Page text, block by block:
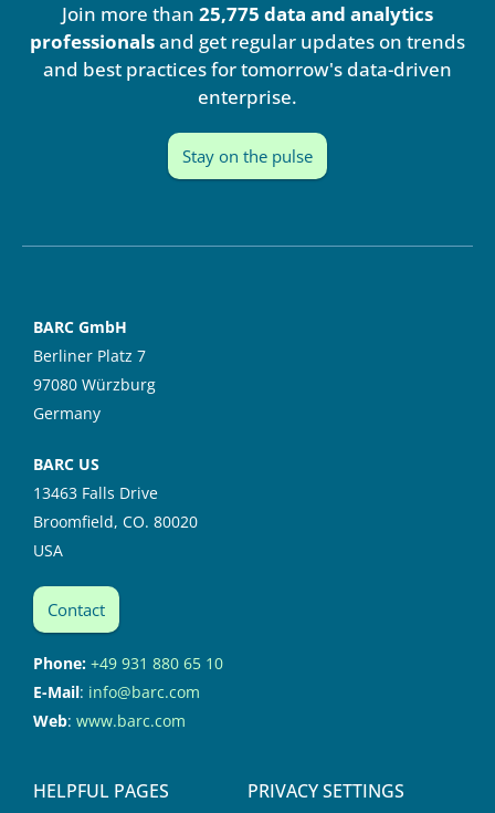
d
i
n
b
e
Join more than 25,775 data and analytics
professionalsand get regular updates on trends
and best practices for tomorrow's data-driven
enterprise.
Stay on the pulse
BARC GmbH
Berliner Platz 7
97080 Würzburg
Germany
BARC US
13463 Falls Drive
Broomfield, CO. 80020
USA
Contact
Phone: +49 931 880 65 10
E-Mail: info@barc.com
Web: www.barc.com
HELPFUL PAGES PRIVACY SETTINGS